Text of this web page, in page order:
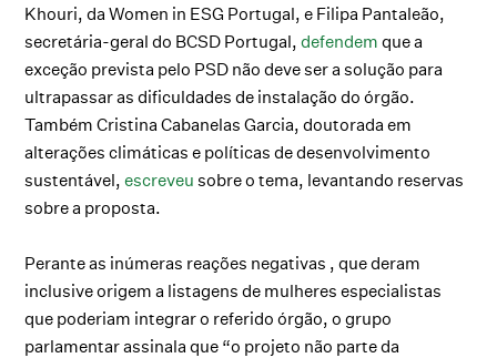
Khouri, da Women in ESG Portugal, e Filipa Pantaleão,
secretária-geral do BCSD Portugal,defendem que a
exceção prevista pelo PSD não deve ser a solução para
ultrapassar as dificuldades de instalação do órgão.
Também Cristina Cabanelas Garcia, doutorada em
alterações climáticas e políticas de desenvolvimento
sustentável,escreveu sobre o tema, levantando reservas
sobre a proposta.
Perante as inúmeras reações negativas , que deram
inclusive origem a listagens de mulheres especialistas
que poderiam integrar o referido órgão, o grupo
parlamentar assinala que “o projeto não parte da